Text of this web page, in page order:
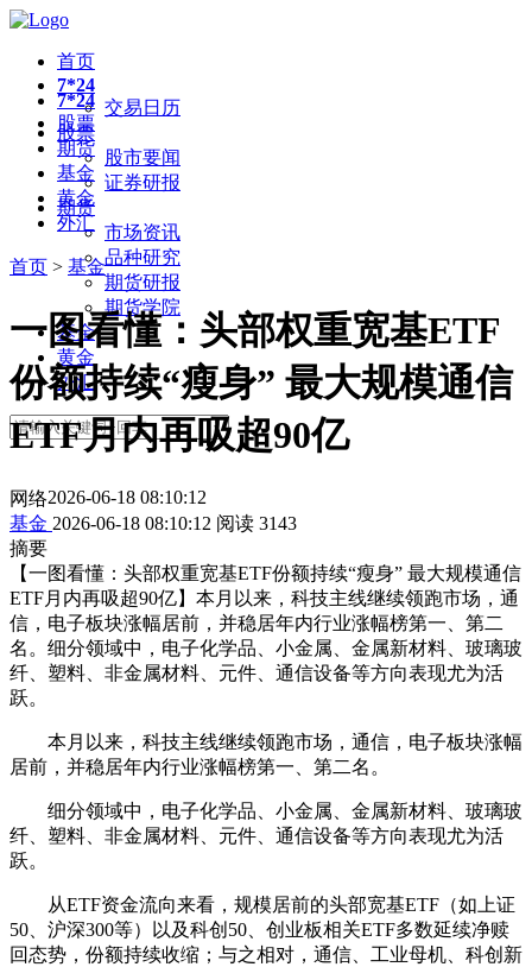
首页
7*24
交易日历
股票
股市要闻
证券研报
期货
市场资讯
品种研究
期货研报
期货学院
基金
黄金
外汇
7*24
股票
期货
基金
黄金
外汇
首页 > 基金
一图看懂：头部权重宽基ETF
份额持续“瘦身” 最大规模通信
ETF月内再吸超90亿
网络2026-06-18 08:10:12
基金 2026-06-18 08:10:12 阅读 3143
摘要
【一图看懂：头部权重宽基ETF份额持续“瘦身” 最大规模通信
ETF月内再吸超90亿】本月以来，科技主线继续领跑市场，通
信，电子板块涨幅居前，并稳居年内行业涨幅榜第一、第二
名。细分领域中，电子化学品、小金属、金属新材料、玻璃玻
纤、塑料、非金属材料、元件、通信设备等方向表现尤为活
跃。
本月以来，科技主线继续领跑市场， 通信 ， 电子板块涨幅
居前，并稳居年内行业涨幅榜第一、第二名。
细分领域中， 电子化学品、 小金属 、金属新材料
玻璃玻
纤
塑料 、非金属材料、 元件 通信设备等方向表现尤为活
跃。
从ETF资金流向来看，规模居前的头部宽基ETF（如上证
50、沪深300等）以及科创50、创业板相关ETF多数延续净赎
回态势，份额持续收缩；与之相对， 通信 工业母机
科创新